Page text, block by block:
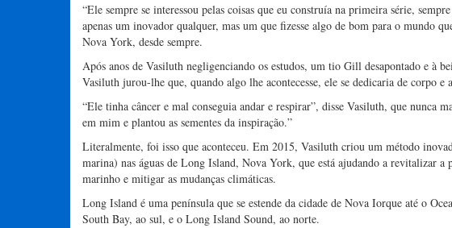
“Ele sempre se interessou pelas coisas que eu construía na primeira série,
apenas um inovador qualquer, mas um que fizesse algo de bom para o mundo
Nova York, desde sempre.
Após anos de Vasiluth negligenciando os estudos, um tio Gill desapontado e à
Vasiluth jurou-lhe que, quando algo lhe acontecesse, ele se dedicaria de corpo e
“Ele tinha câncer e mal conseguia andar e respirar”, disse Vasiluth, que nunca
em mim e plantou as sementes da inspiração.”
Literalmente, foi isso que aconteceu. Em 2015, Vasiluth criou um método
marina) nas águas de Long Island, Nova York, que está ajudando a revitalizar
marinho e mitigar as mudanças climáticas.
Long Island é uma península que se estende da cidade de Nova Iorque até o
South Bay, ao sul, e o Long Island Sound, ao norte.